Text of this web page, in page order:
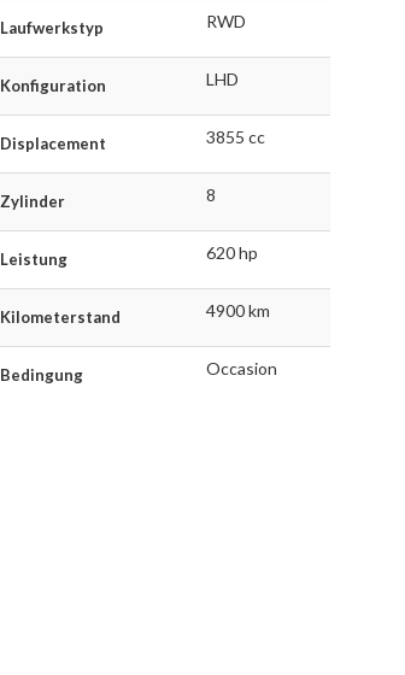
Laufwerkstyp RWD
Konfiguration LHD
Displacement 3855 cc
Zylinder 8
Leistung 620 hp
Kilometerstand 4900 km
Bedingung Occasion